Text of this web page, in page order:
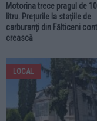
Motorina trece pragul de
litru. Prețurile la stațiile de
carburanți din Fălticeni
crească
LOCAL